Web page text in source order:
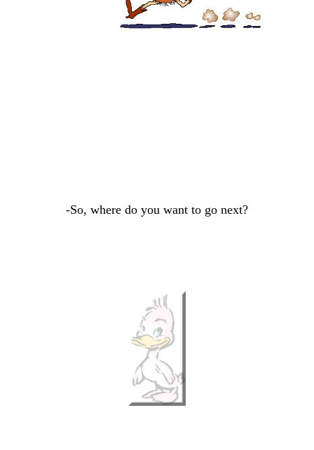
-So, where do you want to go next?